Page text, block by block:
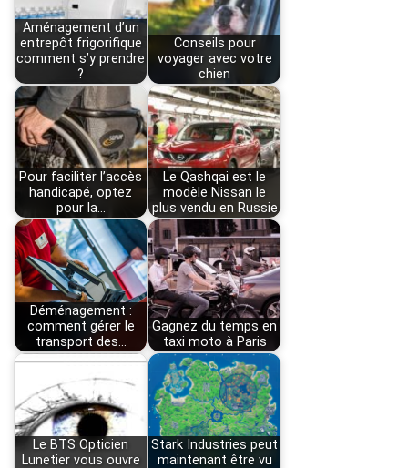
Aménagement d’un
entrepôt frigorifique
comment s’y prendre
?
Conseils pour
voyager avec votre
chien
Pour faciliter l’accès
handicapé, optez
pour la…
Le Qashqai est le
modèle Nissan le
plus vendu en Russie
Déménagement :
comment gérer le
transport des…
Gagnez du temps en
taxi moto à Paris
Le BTS Opticien
Lunetier vous ouvre
Stark Industries peut
maintenant être vu